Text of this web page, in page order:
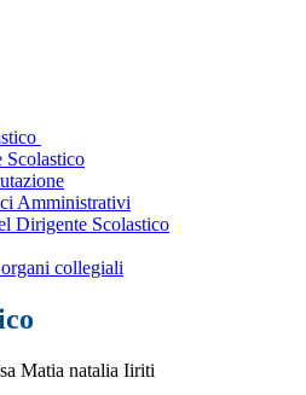
Scolastico
Amministrativi
Dirigente Scolastico
collegiali
Matia natalia Iiriti